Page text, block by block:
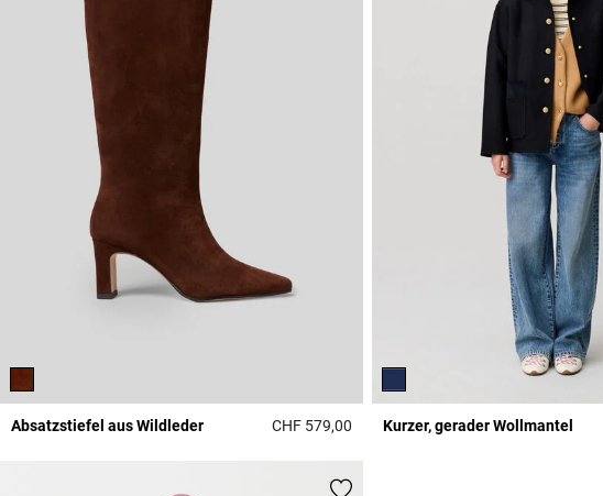
Absatzstiefel aus Wildleder CHF 579,00 4.8 out of 5 Customer Rating
Kurzer, gerader Wollmantel